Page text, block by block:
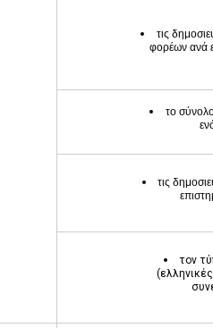
τις
φορέων ανά
το
τις
τον